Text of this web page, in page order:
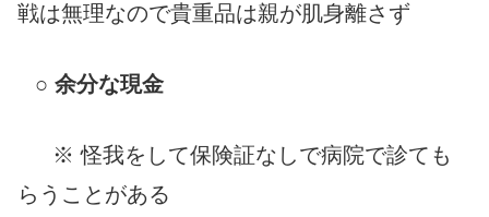
戦は無理なので貴重品は親が肌身離さず
○ 余分な現金
※ 怪我をして保険証なしで病院で診ても
らうことがある